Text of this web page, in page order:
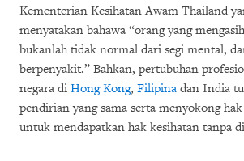
Kementerian Kesihatan Awam Thailand
menyatakan bahawa “orang yang
bukanlah tidak normal dari segi mental,
berpenyakit.” Bahkan, pertubuhan
negara di Hong Kong, Filipina dan India
pendirian yang sama serta menyokong
untuk mendapatkan hak kesihatan tanpa